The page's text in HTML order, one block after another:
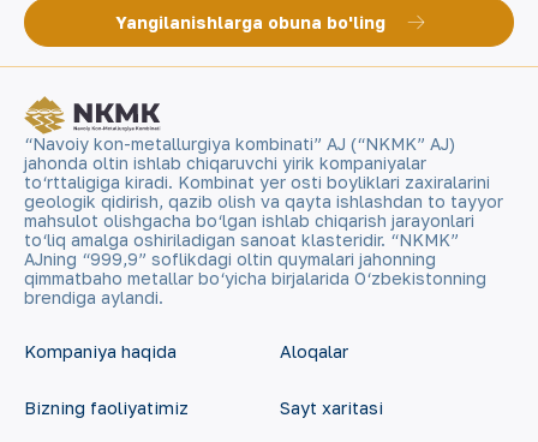
Yangilanishlarga obuna bo'ling
“Navoiy kon-metallurgiya kombinati” AJ (“NKMK” AJ)
jahonda oltin ishlab chiqaruvchi yirik kompaniyalar
to‘rttaligiga kiradi. Kombinat yer osti boyliklari zaxiralarini
geologik qidirish, qazib olish va qayta ishlashdan to tayyor
mahsulot olishgacha bo‘lgan ishlab chiqarish jarayonlari
to‘liq amalga oshiriladigan sanoat klasteridir. “NKMK”
AJning “999,9” soflikdagi oltin quymalari jahonning
qimmatbaho metallar bo‘yicha birjalarida O‘zbekistonning
brendiga aylandi.
Kompaniya haqida
Bizning faoliyatimiz
Aloqalar
Sayt xaritasi